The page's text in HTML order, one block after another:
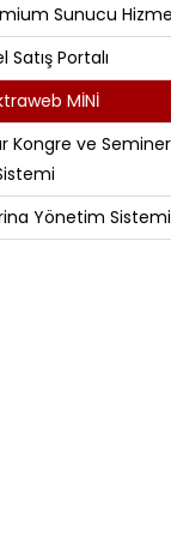
Sunucu
Satış Portalı
MİNİ
Kongre ve
Yönetim Sistemi